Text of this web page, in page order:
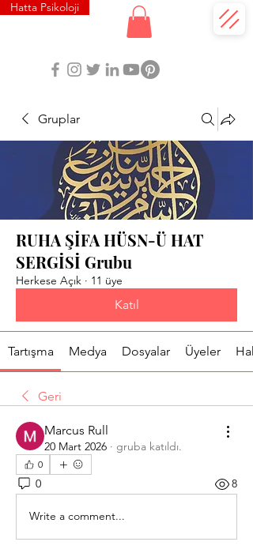
Hatta Psikoloji
Gruplar
RUHA ŞİFA HÜSN-Ü HAT
SERGİSİ Grubu
Herkese Açık · 11 üye
Katıl
Tartışma Medya Dosyalar Üyeler
Geri
Marcus Rull
20 Mart 2026 · gruba katıldı.
0
0 8
Write a comment...